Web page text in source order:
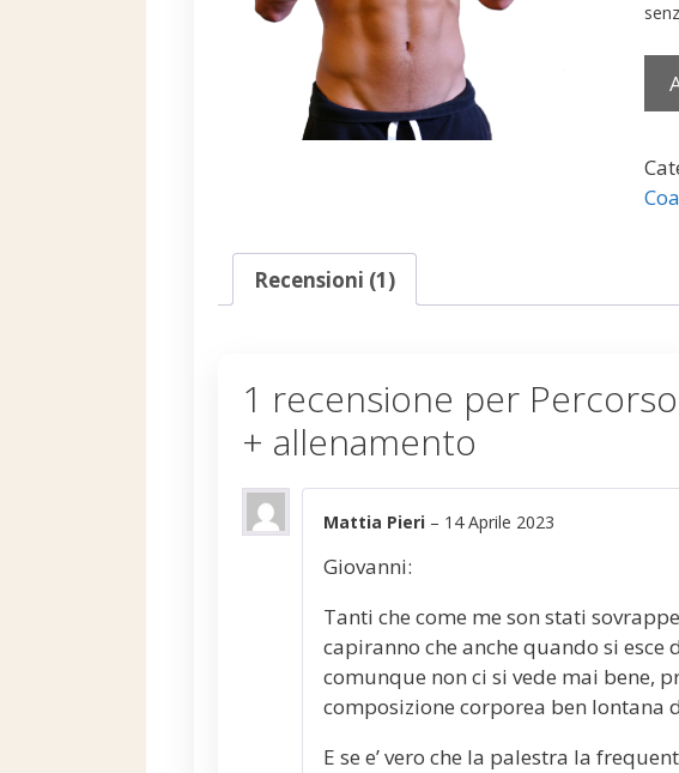
Recensioni (1)
1 recensione per
+ allenamento
Mattia Pieri – 14 Aprile 2023
Giovanni:
Tanti che come me son stati
capiranno che anche quando si esce
comunque non ci si vede mai bene,
composizione corporea ben lontana
E se e’ vero che la palestra la